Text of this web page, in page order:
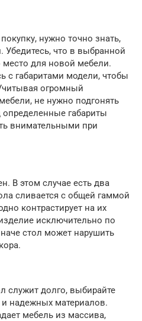
нужно точно знать,
Убедитесь, что в выбранной
для новой мебели.
с габаритами модели, чтобы
огромный
не нужно подгонять
габариты
внимательными при
В этом случае есть два
сливается с общей гаммой
контрастирует на их
исключительно по
стол может нарушить
служит долго, выбирайте
надежных материалов.
мебель из массива,